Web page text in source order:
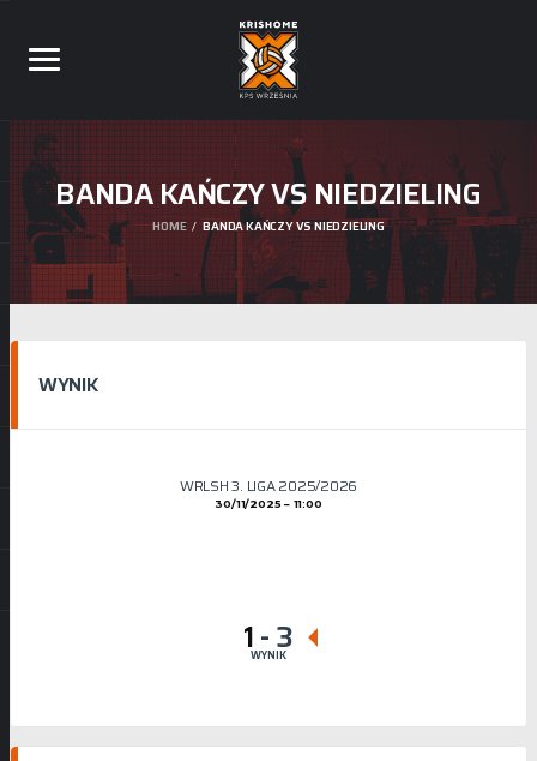
BANDA KAŃCZY VS NIEDZIELING
HOME BANDA KAŃCZY VS NIEDZIELING
WYNIK
WRLSH 3. LIGA 2025/2026
30/11/2025 11:00
1-3
WYNIK